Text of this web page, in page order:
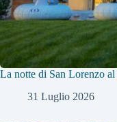
La notte di San Lorenzo
31 Luglio 2026